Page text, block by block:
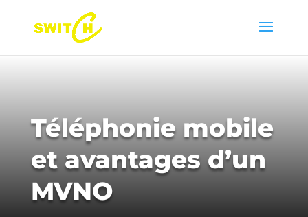
Téléphonie mobile
et avantages d’un
MVNO